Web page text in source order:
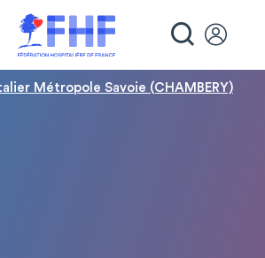
Métropole Savoie (CHAMBERY)
des cookies